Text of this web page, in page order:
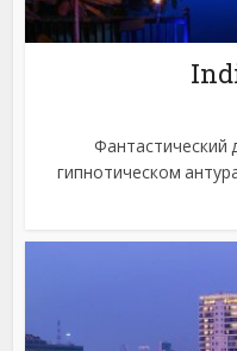
Фантастический
гипнотическом